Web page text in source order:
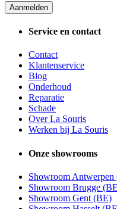
Aanmelden
Service en contact
Contact
Klantenservice
Blog
Onderhoud
Reparatie
Schade
Over La Souris
Werken bij La Souris
Onze showrooms
Showroom Antwerpen
Showroom Brugge
Showroom Gent (BE)